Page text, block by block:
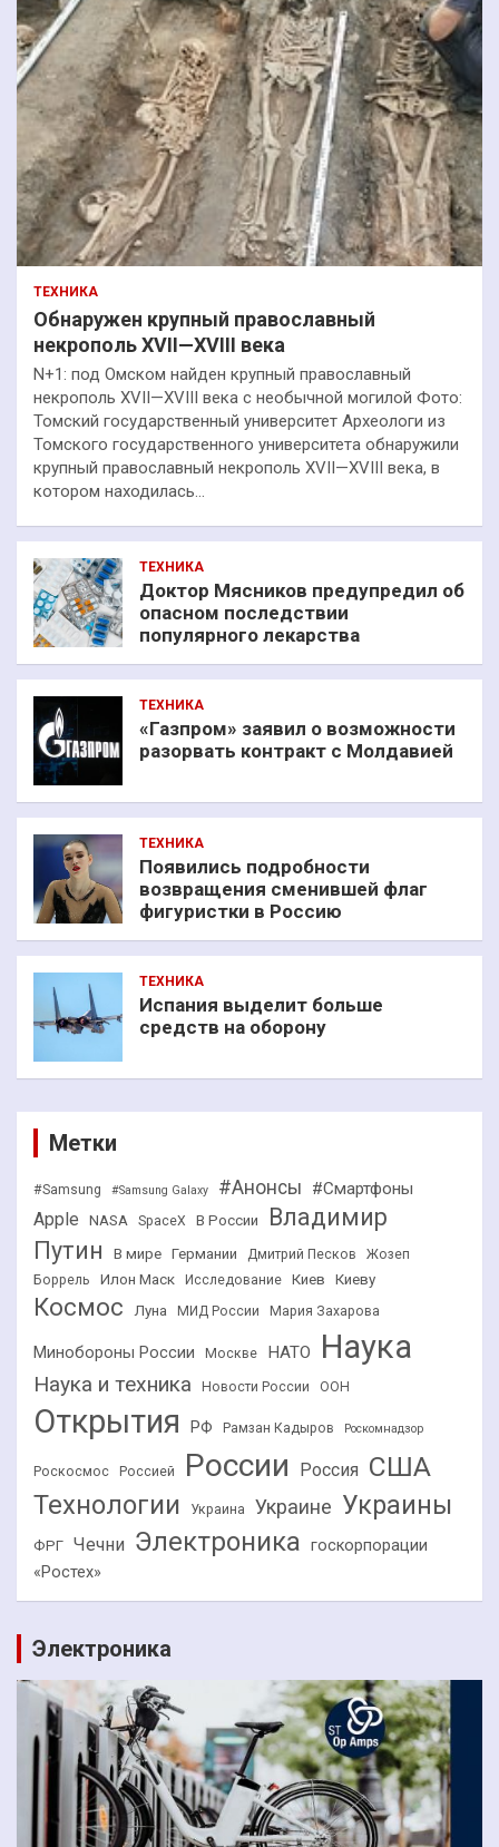
ТЕХНИКА
Обнаружен крупный православный
некрополь XVII—XVIII века
N+1: под Омском найден крупный православный
некрополь XVII—XVIII века с необычной могилой Фото:
Томский государственный университет Археологи из
Томского государственного университета обнаружили
крупный православный некрополь XVII—XVIII века, в
котором находилась…
ТЕХНИКА
Доктор Мясников предупредил об
опасном последствии
популярного лекарства
ТЕХНИКА
«Газпром» заявил о возможности
разорвать контракт с Молдавией
ТЕХНИКА
Появились подробности
возвращения сменившей флаг
фигуристки в Россию
ТЕХНИКА
Испания выделит больше
средств на оборону
Метки
#Samsung #Samsung Galaxy #Анонсы #Смартфоны
Apple NASA SpaceX В России
Владимир
Путин
В мире Германии Дмитрий Песков
Жозеп
Боррель
Илон Маск Исследование Киев Киеву
Космос Луна МИД России Мария Захарова
Минобороны России Москве НАТО Наука
Наука и техника Новости России ООН
Открытия РФ Рамзан Кадыров Роскомнадзор
Роскосмос Россией России Россия США
Технологии Украина Украине Украины
ФРГ Чечни Электроника госкорпорации
«Ростех»
Электроника